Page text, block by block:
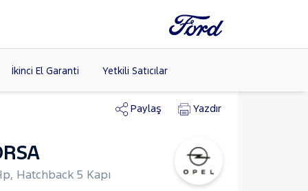
İkinci El Garanti Yetkili Satıcılar
Paylaş Yazdır
Hatchback 5 Kapı